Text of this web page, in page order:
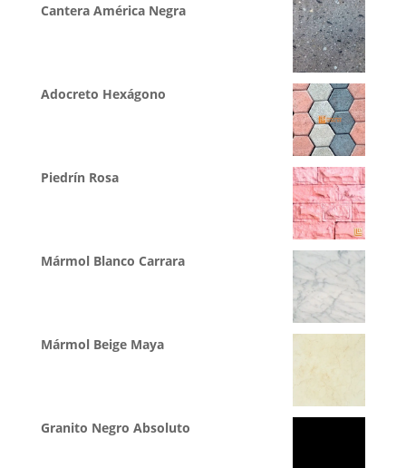
Cantera América Negra
Adocreto Hexágono
Piedrín Rosa
Mármol Blanco Carrara
Mármol Beige Maya
Granito Negro Absoluto